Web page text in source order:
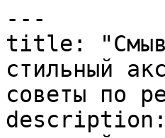
---
title:
стильный
советы по
description: